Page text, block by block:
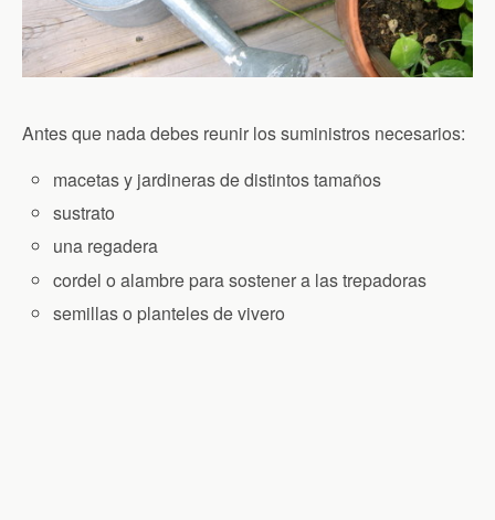
Antes que nada debes reunir los suministros necesarios:
macetas y jardineras de distintos tamaños
sustrato
una regadera
cordel o alambre para sostener a las trepadoras
semillas o planteles de vivero